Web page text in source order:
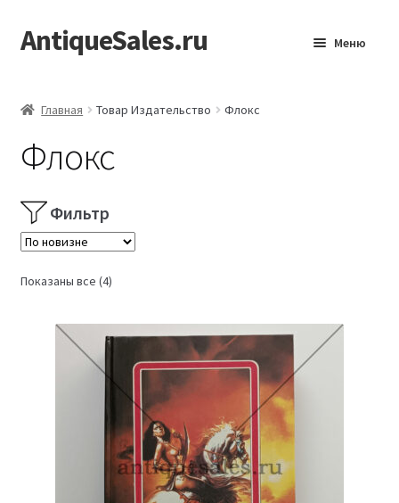
Перейти
к
Перейти
к
AntiqueSales.ru Меню
Главная Товар Издательство Флокс
Флокс
Фильтр
Показаны все (4)Сортировка: